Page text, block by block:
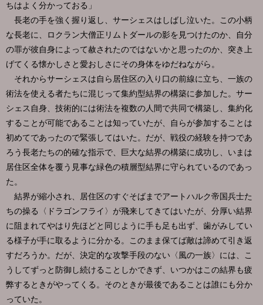
ちはよく分かっておる」
長老の手を強く握り返し、サーシェスはしばし泣いた。この小柄
な長老に、ロクラン大僧正リムトダールの影を見つけたのか、自分
の罪が彼自身によって赦されたのではないかと思ったのか、突き上
げてくる懐かしさと愛おしさにその身体をゆだねながら。
それからサーシェスは自ら居住区の入り口の前線に立ち、一族の
術法を使える者たちに混じって集約型結界の構築に参加した。サー
シェス自身、技術的には術法を複数の人間で共同で構築し、集約化
することが可能であることは知っていたが、自らが参加することは
初めてであったので緊張してはいた。だが、戦役の経験を持つであ
ろう長老たちの的確な指示で、巨大な結界の構築に成功し、いまは
居住区全体を覆う見事な緑色の積層型結界に守られているのであっ
た。
結界が縮小され、居住区のすぐそばまでアートハルク帝国兵士た
ちの操る〈ドラゴンフライ〉が飛来してきてはいたが、分厚い結界
に阻まれてやはり先ほどと同じように手も足も出ず、歯がみしてい
る様子が手に取るように分かる。このまま保てば敵は諦めて引き返
すだろうか。だが、決定的な攻撃手段のない〈風の一族〉には、こ
うしてずっと防御し続けることしかできず、いつかはこの結界も疲
弊するときがやってくる。そのときが最後であることは誰にも分か
っていた。